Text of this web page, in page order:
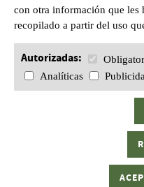
con otra información que les
recopilado a partir del uso
Autorizadas:
Analíticas
Gran Kaptura, S.L.U C/
Todos los derechos reservados